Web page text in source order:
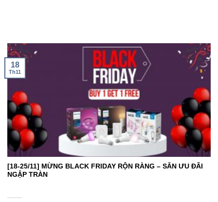
[18-25/11] MỪNG BLACK FRIDAY RỘN RÀNG – SĂN ƯU ĐÃI
NGẬP TRÀN
18
Th11